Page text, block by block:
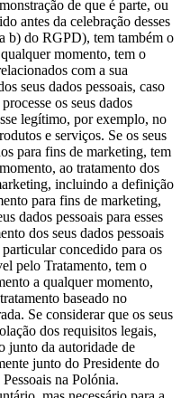
de que é parte, ou
antes da celebração desses
b) do RGPD), tem também o
momento, tem o
com a sua
seus dados pessoais, caso
os seus dados
legítimo, por exemplo, no
e serviços. Se os seus
para fins de marketing, tem
ao tratamento dos
incluindo a definição
para fins de marketing,
dados pessoais para esses
dos seus dados pessoais
concedido para os
pelo Tratamento, tem o
a qualquer momento,
baseado no
Se considerar que os seus
dos requisitos legais,
junto da autoridade de
junto do Presidente do
na Polónia.